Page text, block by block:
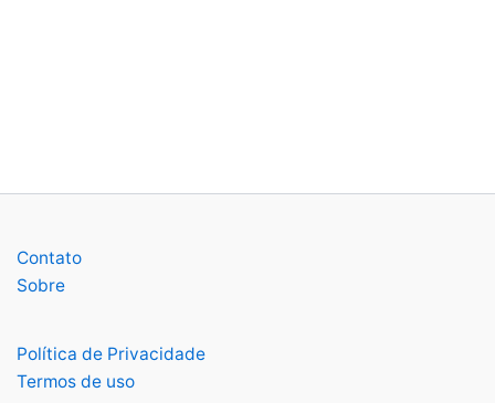
Contato
Sobre
Política de Privacidade
Termos de uso